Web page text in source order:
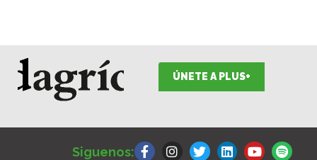
ÚNETE A PLUS+
Siguenos:
F
a
I
n
T
w
L
i
Y
o
S
p